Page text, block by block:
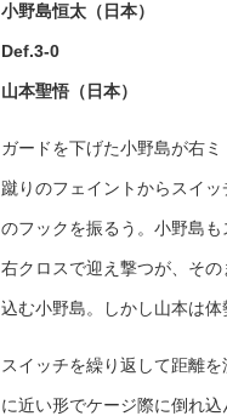
小野島恒太（日本）
Def.3-0
山本聖悟（日本）
ガードを下げた小野島が右
蹴りのフェイントからスイ
のフックを振るう。小野島
右クロスで迎え撃つが、そ
込む小野島。しかし山本は体
スイッチを繰り返して距離
に近い形でケージ際に倒れ